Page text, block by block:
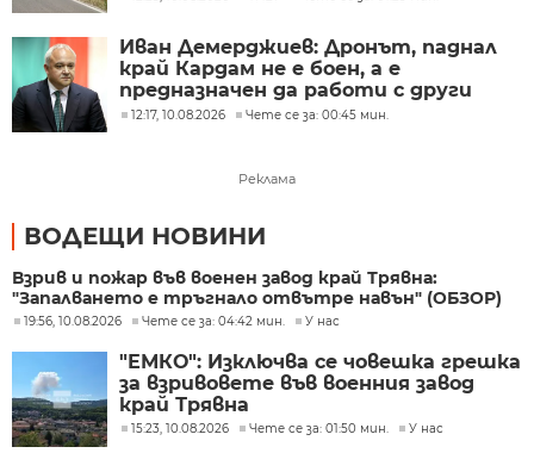
Иван Демерджиев: Дронът, паднал
край Кардам не е боен, а е
предназначен да работи с други
дронове
12:17, 10.08.2026 Чете се за: 00:45 мин.
Реклама
ВОДЕЩИ НОВИНИ
Взрив и пожар във военен завод край Трявна:
"Запалването е тръгнало отвътре навън" (ОБЗОР)
19:56, 10.08.2026 Чете се за: 04:42 мин. У нас
"ЕМКО": Изключва се човешка грешка
за взривовете във военния завод
край Трявна
15:23, 10.08.2026 Чете се за: 01:50 мин. У нас